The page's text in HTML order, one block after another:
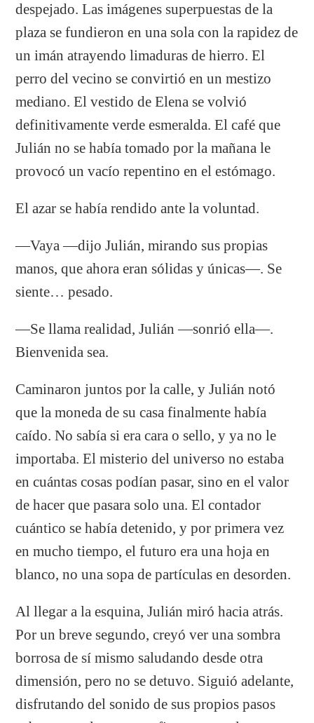
despejado. Las imágenes superpuestas de la
plaza se fundieron en una sola con la rapidez de
un imán atrayendo limaduras de hierro. El
perro del vecino se convirtió en un mestizo
mediano. El vestido de Elena se volvió
definitivamente verde esmeralda. El café que
Julián no se había tomado por la mañana le
provocó un vacío repentino en el estómago.
El azar se había rendido ante la voluntad.
—Vaya —dijo Julián, mirando sus propias
manos, que ahora eran sólidas y únicas—. Se
siente… pesado.
—Se llama realidad, Julián —sonrió ella—.
Bienvenida sea.
Caminaron juntos por la calle, y Julián notó
que la moneda de su casa finalmente había
caído. No sabía si era cara o sello, y ya no le
importaba. El misterio del universo no estaba
en cuántas cosas podían pasar, sino en el valor
de hacer que pasara solo una. El contador
cuántico se había detenido, y por primera vez
en mucho tiempo, el futuro era una hoja en
blanco, no una sopa de partículas en desorden.
Al llegar a la esquina, Julián miró hacia atrás.
Por un breve segundo, creyó ver una sombra
borrosa de sí mismo saludando desde otra
dimensión, pero no se detuvo. Siguió adelante,
disfrutando del sonido de sus propios pasos